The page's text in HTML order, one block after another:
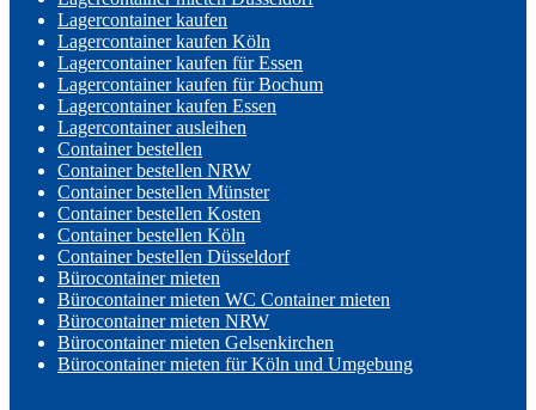
Lagercontainer kaufen
Lagercontainer kaufen Köln
Lagercontainer kaufen für Essen
Lagercontainer kaufen für Bochum
Lagercontainer kaufen Essen
Lagercontainer ausleihen
Container bestellen
Container bestellen NRW
Container bestellen Münster
Container bestellen Kosten
Container bestellen Köln
Container bestellen Düsseldorf
Bürocontainer mieten
Bürocontainer mieten WC Container mieten
Bürocontainer mieten NRW
Bürocontainer mieten Gelsenkirchen
Bürocontainer mieten für Köln und Umgebung